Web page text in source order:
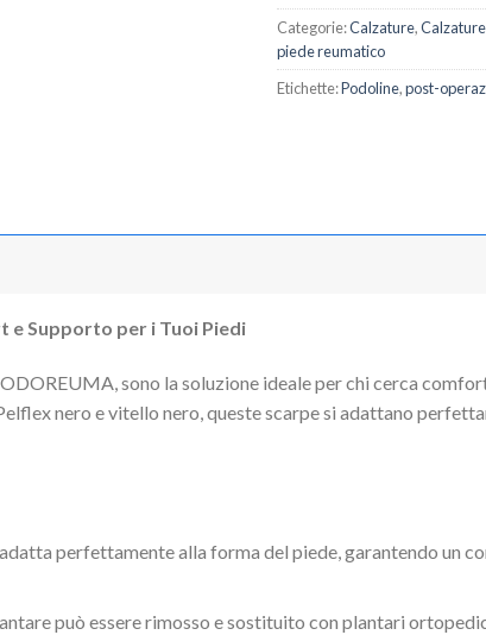
Categorie:Calzature,
piede reumatico
Etichette:Podoline,post-
e Supporto per i Tuoi Piedi
sono la soluzione ideale per chi cerca
nero e vitello nero, queste scarpe si adattano
perfettamente alla forma del piede, garantendo un
può essere rimosso e sostituito con plantari